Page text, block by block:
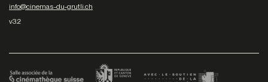
info@cinemas-du-grutli.ch
v3.2